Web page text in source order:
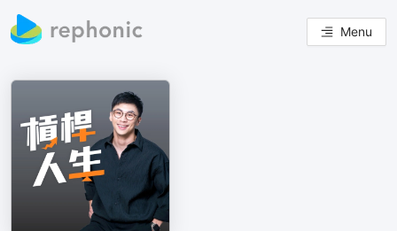
Menu